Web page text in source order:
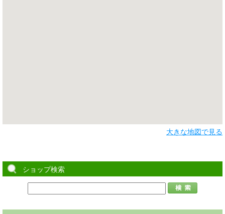
大きな地図で見る
ショップ検索